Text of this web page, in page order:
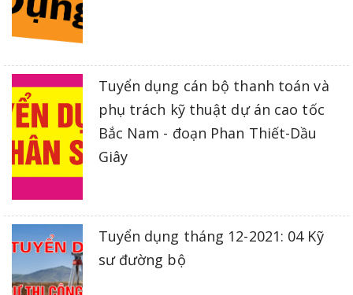
Tuyển dụng cán bộ thanh toán và
phụ trách kỹ thuật dự án cao tốc
Bắc Nam - đoạn Phan Thiết-Dầu
Giây
Tuyển dụng tháng 12-2021: 04 Kỹ
sư đường bộ